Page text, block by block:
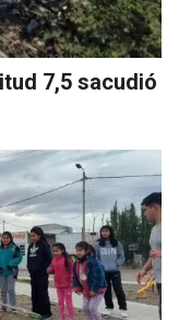
7,5 sacudió